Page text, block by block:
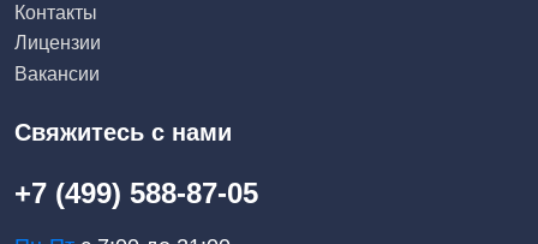
Контакты
Лицензии
Вакансии
Свяжитесь с нами
+7 (499) 588-87-05